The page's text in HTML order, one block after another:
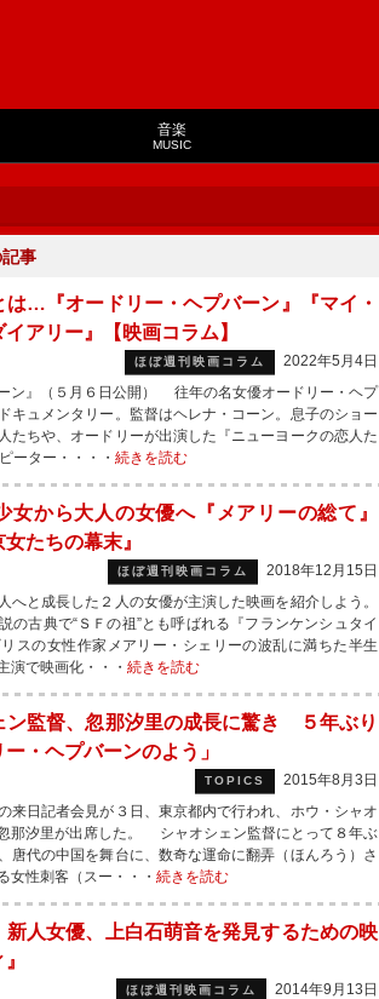
音楽
MUSIC
事
は…『オードリー・ヘプバーン』『マイ・
アリー』【映画コラム】
ほぼ週刊映画コラム
2022年5月4日
ーン』（５月６日公開） 往年の名女優オードリー・ヘプ
キュメンタリー。監督はヘレナ・コーン。息子のショー
たちや、オードリーが出演した『ニューヨークの恋人た
ーター・・・・ 続きを読む
女から大人の女優へ『メアリーの総て』
たちの幕末』
ほぼ週刊映画コラム
2018年12月15日
と成長した２人の女優が主演した映画を紹介しよう。
の古典で“ＳＦの祖”とも呼ばれる『フランケンシュタイ
スの女性作家メアリー・シェリーの波乱に満ちた半生
演で映画化・・・ 続きを読む
ン監督、忽那汐里の成長に驚き ５年ぶり
・ヘプバーンのよう」
TOPICS
2015年8月3日
来日記者会見が３日、東京都内で行われ、ホウ・シャオ
那汐里が出席した。 シャオシェン監督にとって８年ぶ
唐代の中国を舞台に、数奇な運命に翻弄（ほんろう）さ
女性刺客（スー・・・ 続きを読む
人女優、上白石萌音を発見するための映
ほぼ週刊映画コラム
2014年9月13日